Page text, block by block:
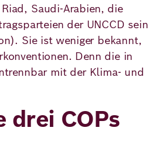
Saudi-Arabien, die
der UNCCD sein
Sie ist weniger bekannt,
Denn die in
mit der Klima- und
drei COPs